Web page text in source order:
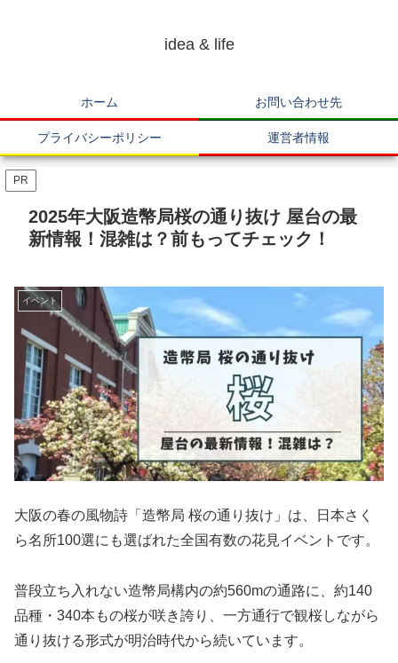
idea & life
ホーム お問い合わせ先
プライバシーポリシー 運営者情報
PR
2025年大阪造幣局桜の通り抜け 屋台の最
新情報！混雑は？前もってチェック！
イベント
大阪の春の風物詩「造幣局 桜の通り抜け」は、日本さく
ら名所100選にも選ばれた全国有数の花見イベントです。
普段立ち入れない造幣局構内の約560mの通路に、約140
品種・340本もの桜が咲き誇り、一方通行で観桜しながら
通り抜ける形式が明治時代から続いています。